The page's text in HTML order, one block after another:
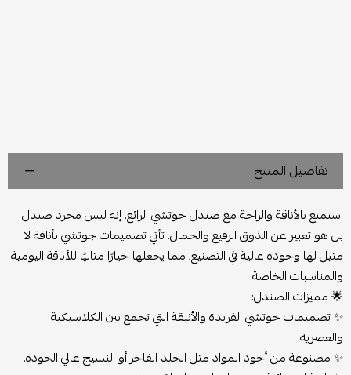
تفاصيل المنتج
استمتع بالأناقة والراحة مع صندل جوتشي الرائع. إنه ليس مجرد صندل
بل هو تعبير عن الذوق الرفيع والجمال. تأتي تصميمات جوتشي بأناقة لا
مثيل لها وجودة عالية في التصنيع، مما يجعلها خيارًا مثاليًا للأناقة اليومية
والمناسبات الخاصة.
🌟مميزات الصندل:
✨ تصميمات جوتشي الفريدة والأنيقة التي تجمع بين الكلاسيكية
والعصرية.
✨ مصنوعة من أجود المواد مثل الجلد الفاخر أو النسيج عالي الجودة.